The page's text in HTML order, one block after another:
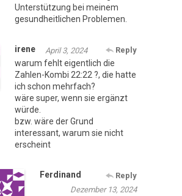
Unterstützung bei meinem
gesundheitlichen Problemen.
irene Reply
April 3, 2024
warum fehlt eigentlich die
Zahlen-Kombi 22:22 ?, die hatte
ich schon mehrfach?
wäre super, wenn sie ergänzt
würde.
bzw. wäre der Grund
interessant, warum sie nicht
erscheint
Ferdinand
Reply
Dezember 13, 2024